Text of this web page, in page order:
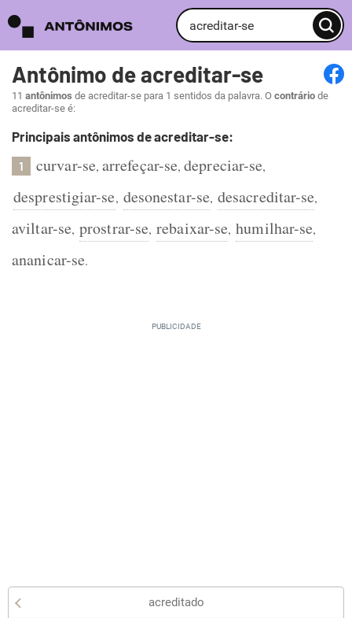
Antônimo de acreditar-se
11 antônimos de acreditar-se para 1 sentidos da palavra. O contrário de
acreditar-se é:
Principais antônimos de acreditar-se:
1 curvar-se, arrefeçar-se,depreciar-se,
desprestigiar-se, desonestar-se, desacreditar-se,
aviltar-se, prostrar-se, rebaixar-se, humilhar-se,
ananicar-se.
acreditado